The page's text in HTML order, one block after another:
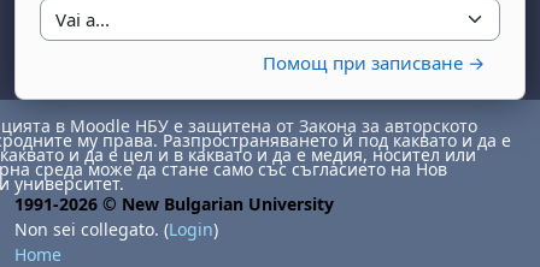
Vai a...
Помощ при записване →
в Moodle НБУ е защитена от Закона за авторското
му права. Разпространяването й под каквато и да е
и да е цел и в каквато и да е медия, носител или
среда може да стане само със съгласието на Нов
университет.
1991-2026 © New Bulgarian University
Non sei collegato. (Login)
Home